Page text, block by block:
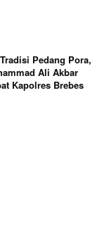
Pedang Pora,
Ali Akbar
Kapolres Brebes